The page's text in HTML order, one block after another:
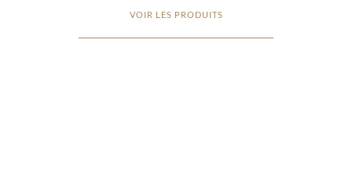
VOIR LES PRODUITS